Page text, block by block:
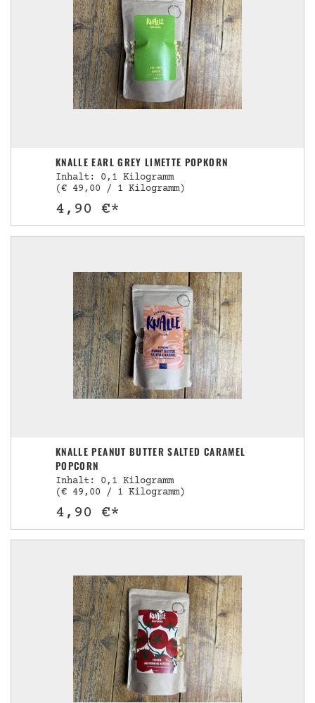
KNALLE EARL GREY LIMETTE POPKORN
Inhalt: 0,1 Kilogramm
(€ 49,00 / 1 Kilogramm)
4,90 €*
KNALLE PEANUT BUTTER SALTED CARAMEL
POPCORN
Inhalt: 0,1 Kilogramm
(€ 49,00 / 1 Kilogramm)
4,90 €*